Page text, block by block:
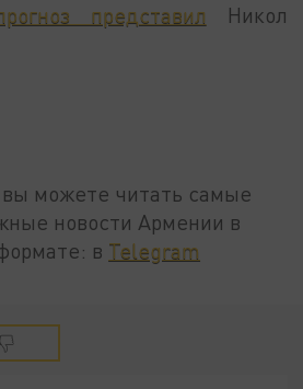
представил Никол
можете читать самые
новости Армении в
в Telegram